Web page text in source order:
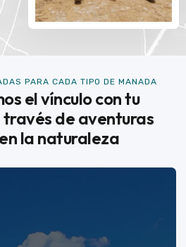
PARA CADA TIPO DE MANADA
el vínculo con tu
de aventuras
la naturaleza